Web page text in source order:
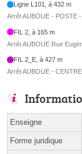
Ligne L101, à 432 m
Arrêt AUBOUE - POSTE
FIL 2, à 165 m
Arrêt AUBOUE Rue
FIL 2_E, à 427 m
Arrêt AUBOUE -
Enseigne
Forme juridique